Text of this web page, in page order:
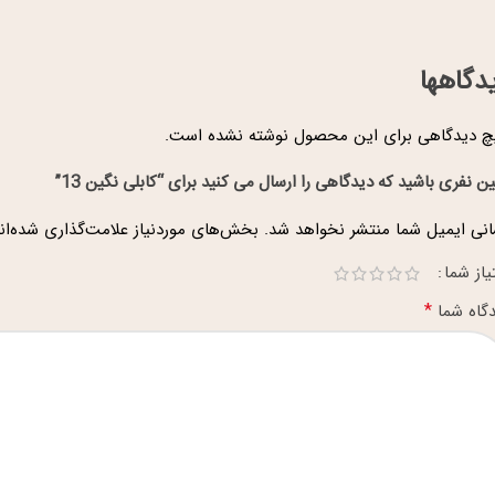
دیدگاهی برای این محصول نوشته نشده است.
نفری باشید که دیدگاهی را ارسال می کنید برای “کابلی نگین 13”
ایمیل شما منتشر نخواهد شد. بخش‌های موردنیاز علامت‌گذاری
شما
شما *